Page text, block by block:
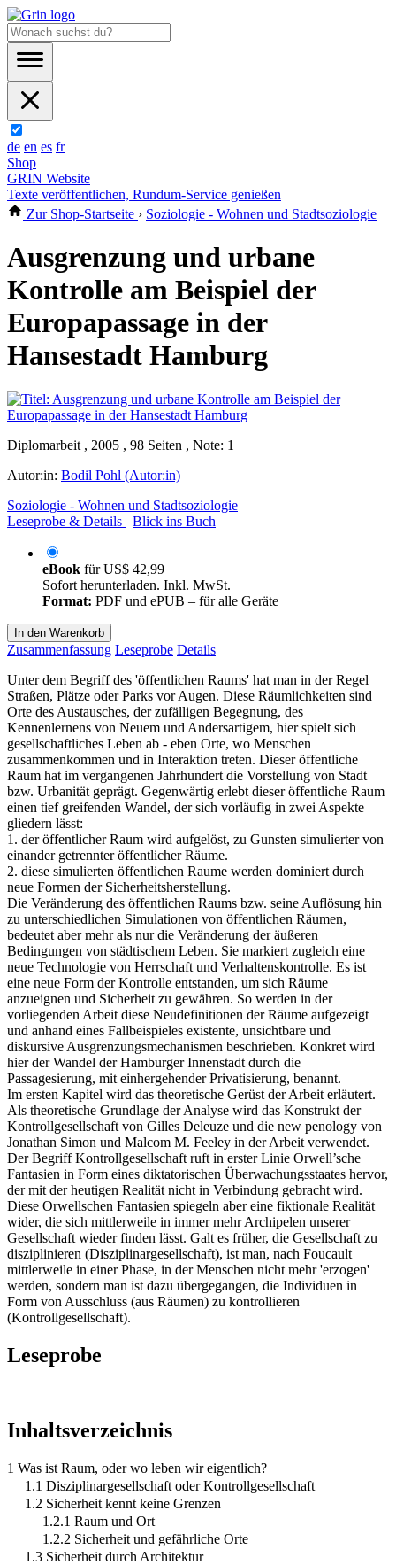
de en es fr
Shop
GRIN Website
Texte veröffentlichen, Rundum-Service genießen
Zur Shop-Startseite › Soziologie - Wohnen und Stadtsoziologie
Ausgrenzung und urbane
Kontrolle am Beispiel der
Europapassage in der
Hansestadt Hamburg
Diplomarbeit , 2005 , 98 Seiten , Note: 1
Autor:in: Bodil Pohl (Autor:in)
Soziologie - Wohnen und Stadtsoziologie
Leseprobe & Details
Blick ins Buch
eBook fürUS$ 42,99
Sofort herunterladen. Inkl. MwSt.
Format: PDF und ePUB – für alle Geräte
In den Warenkorb
Zusammenfassung Leseprobe Details
Unter dem Begriff des 'öffentlichen Raums' hat man in der Regel
Straßen, Plätze oder Parks vor Augen. Diese Räumlichkeiten sind
Orte des Austausches, der zufälligen Begegnung, des
Kennenlernens von Neuem und Andersartigem, hier spielt sich
gesellschaftliches Leben ab - eben Orte, wo Menschen
zusammenkommen und in Interaktion treten. Dieser öffentliche
Raum hat im vergangenen Jahrhundert die Vorstellung von Stadt
bzw. Urbanität geprägt. Gegenwärtig erlebt dieser öffentliche Raum
einen tief greifenden Wandel, der sich vorläufig in zwei Aspekte
gliedern lässt:
1. der öffentlicher Raum wird aufgelöst, zu Gunsten simulierter von
einander getrennter öffentlicher Räume.
2. diese simulierten öffentlichen Raume werden dominiert durch
neue Formen der Sicherheitsherstellung.
Die Veränderung des öffentlichen Raums bzw. seine Auflösung hin
zu unterschiedlichen Simulationen von öffentlichen Räumen,
bedeutet aber mehr als nur die Veränderung der äußeren
Bedingungen von städtischem Leben. Sie markiert zugleich eine
neue Technologie von Herrschaft und Verhaltenskontrolle. Es ist
eine neue Form der Kontrolle entstanden, um sich Räume
anzueignen und Sicherheit zu gewähren. So werden in der
vorliegenden Arbeit diese Neudefinitionen der Räume aufgezeigt
und anhand eines Fallbeispieles existente, unsichtbare und
diskursive Ausgrenzungsmechanismen beschrieben. Konkret wird
hier der Wandel der Hamburger Innenstadt durch die
Passagesierung, mit einhergehender Privatisierung, benannt.
Im ersten Kapitel wird das theoretische Gerüst der Arbeit erläutert.
Als theoretische Grundlage der Analyse wird das Konstrukt der
Kontrollgesellschaft von Gilles Deleuze und die new penology von
Jonathan Simon und Malcom M. Feeley in der Arbeit verwendet.
Der Begriff Kontrollgesellschaft ruft in erster Linie Orwell’sche
Fantasien in Form eines diktatorischen Überwachungsstaates hervor,
der mit der heutigen Realität nicht in Verbindung gebracht wird.
Diese Orwellschen Fantasien spiegeln aber eine fiktionale Realität
wider, die sich mittlerweile in immer mehr Archipelen unserer
Gesellschaft wieder finden lässt. Galt es früher, die Gesellschaft zu
disziplinieren (Disziplinargesellschaft), ist man, nach Foucault
mittlerweile in einer Phase, in der Menschen nicht mehr 'erzogen'
werden, sondern man ist dazu übergegangen, die Individuen in
Form von Ausschluss (aus Räumen) zu kontrollieren
(Kontrollgesellschaft).
Leseprobe
Inhaltsverzeichnis
1 Was ist Raum, oder wo leben wir eigentlich?
1.1 Disziplinargesellschaft oder Kontrollgesellschaft
1.2 Sicherheit kennt keine Grenzen
1.2.1 Raum und Ort
1.2.2 Sicherheit und gefährliche Orte
1.3 Sicherheit durch Architektur